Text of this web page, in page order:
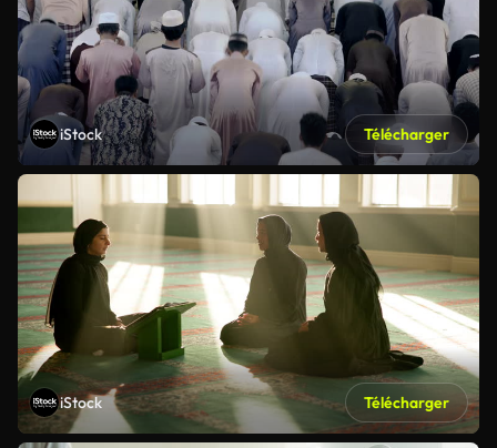
iStock Télécharger
iStock Télécharger